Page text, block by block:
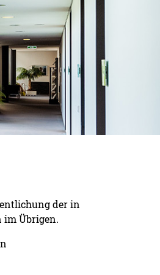
der in
im Übrigen.